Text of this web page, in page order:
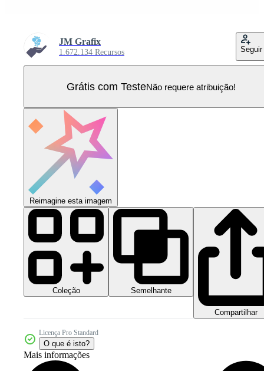
JM Grafix
1.672.134 Recursos Seguir
Grátis com TesteNão requere atribuição!
Reimagine esta imagem
Coleção Semelhante
Compartilhar
Licença Pro Standard
O que é isto?
Mais informações